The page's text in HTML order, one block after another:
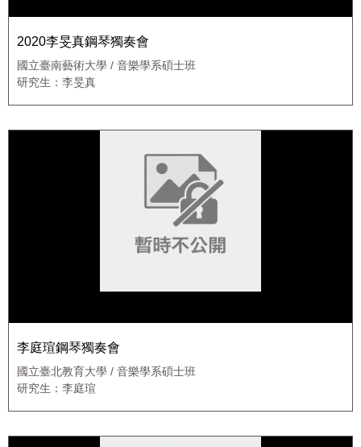
2020李旻真鋼琴獨奏會
國立臺南藝術大學 / 音樂學系碩士班
研究生：李旻真
李庭瑄鋼琴獨奏會
國立臺北教育大學 / 音樂學系碩士班
研究生：李庭瑄